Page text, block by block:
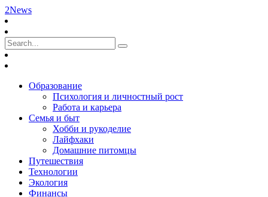
2News
Образование
Психология и личностный рост
Работа и карьера
Семья и быт
Хобби и рукоделие
Лайфхаки
Домашние питомцы
Путешествия
Технологии
Экология
Финансы